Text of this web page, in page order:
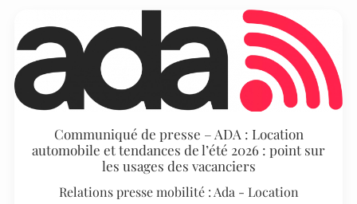
Communiqué de presse – ADA : Location
automobile et tendances de l’été 2026 : point sur
les usages des vacanciers
Relations presse mobilité : Ada - Location